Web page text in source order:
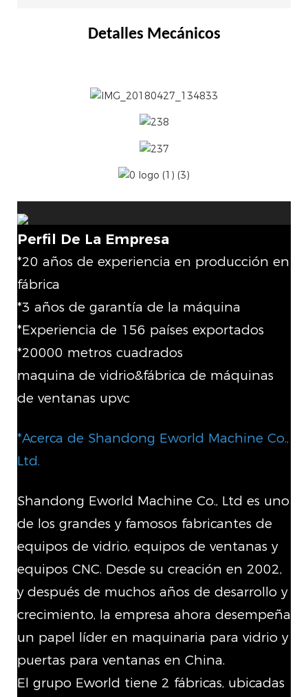
Detalles Mecánicos
Perfil De La Empresa
*20 años de experiencia en producción en
fábrica
*3 años de garantía de la máquina
*Experiencia de 156 países exportados
*20000 metros cuadrados
maquina de vidrio&fábrica de máquinas
de ventanas upvc
*Acerca de Shandong Eworld Machine Co.,
Ltd.
Shandong Eworld Machine Co., Ltd es uno
de los grandes y famosos fabricantes de
equipos de vidrio, equipos de ventanas y
equipos CNC. Desde su creación en 2002,
y después de muchos años de desarrollo y
crecimiento, la empresa ahora desempeña
un papel líder en maquinaria para vidrio y
puertas para ventanas en China.
El grupo Eworld tiene 2 fábricas, ubicadas